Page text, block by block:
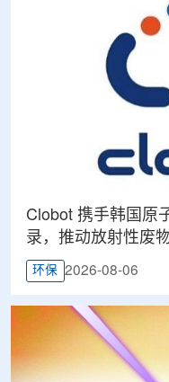
Clobot 携手韩国原
录，推动放射性废
环保 2026-08-06